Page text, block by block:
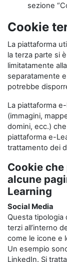
sezione
Cookie
La piattaforma
la terza parte si
limitatamente
separatamente
potrebbe
La piattaforma
(immagini,
domini, ecc.)
piattaforma e-
trattamento dei
Cookie
alcune
Learning
Social Media
Questa tipologia
terzi all’interno
come le icone e
Un esempio
LinkedIn. Si